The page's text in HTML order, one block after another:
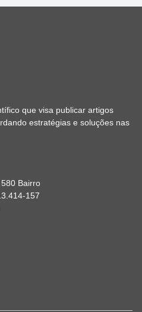
que visa publicar artigos
estratégias e soluções nas
Bairro
157